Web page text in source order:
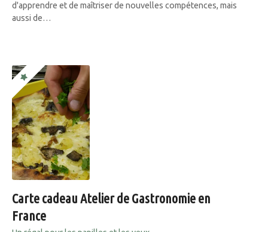
d'apprendre et de maîtriser de nouvelles compétences, mais
aussi de…
Carte cadeau Atelier de Gastronomie en
France